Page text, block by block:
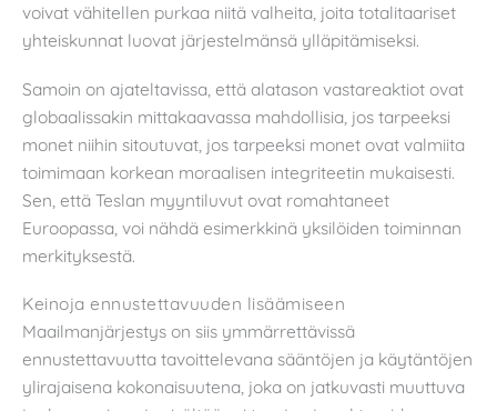
voivat vähitellen purkaa niitä valheita, joita totalitaariset
yhteiskunnat luovat järjestelmänsä ylläpitämiseksi.
Samoin on ajateltavissa, että alatason vastareaktiot ovat
globaalissakin mittakaavassa mahdollisia, jos tarpeeksi
monet niihin sitoutuvat, jos tarpeeksi monet ovat valmiita
toimimaan korkean moraalisen integriteetin mukaisesti.
Sen, että Teslan myyntiluvut ovat romahtaneet
Euroopassa, voi nähdä esimerkkinä yksilöiden toiminnan
merkityksestä.
Keinoja ennustettavuuden lisäämiseen
Maailmanjärjestys on siis ymmärrettävissä
ennustettavuutta tavoittelevana sääntöjen ja käytäntöjen
ylirajaisena kokonaisuutena, joka on jatkuvasti muuttuva